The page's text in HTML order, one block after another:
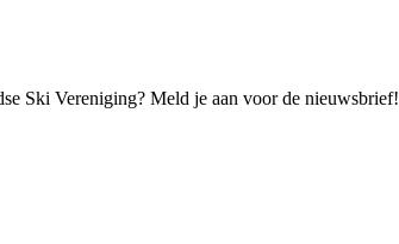
Ski Vereniging? Meld je aan voor de nieuwsbrief!